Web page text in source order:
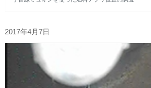
2017年4月7日